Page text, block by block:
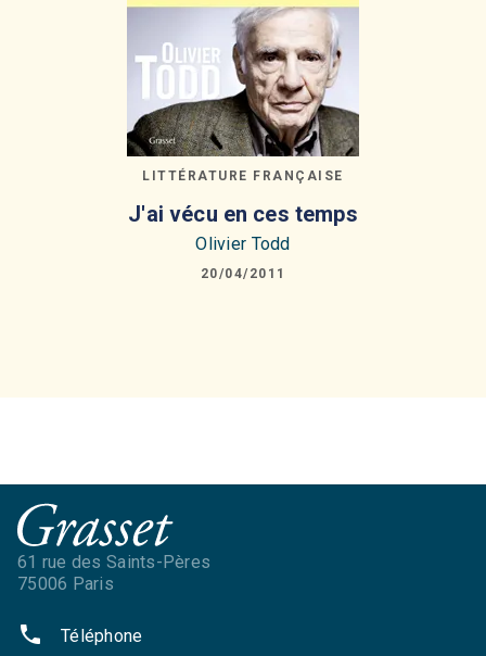
LITTÉRATURE FRANÇAISE
J'ai vécu en ces temps
Olivier Todd
20/04/2011
61 rue des Saints-Pères
75006 Paris
phone Téléphone